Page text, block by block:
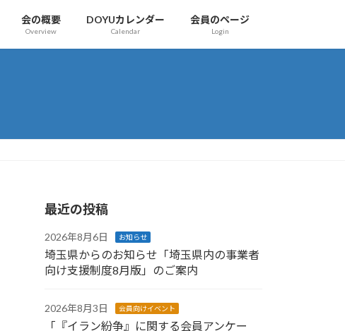
会の概要
Overview
DOYUカレンダー
Calendar
会員のページ
Login
最近の投稿
2026年8月6日 お知らせ
埼玉県からのお知らせ「埼玉県内の事業者
向け支援制度8月版」のご案内
2026年8月3日 会員向けイベント
「『イラン紛争』に関する会員アンケー